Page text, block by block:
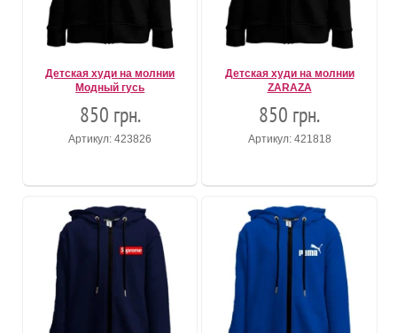
Детская худи на молнии
Модный гусь
850 грн.
Артикул: 423826
Детская худи на молнии
ZARAZA
850 грн.
Артикул: 421818